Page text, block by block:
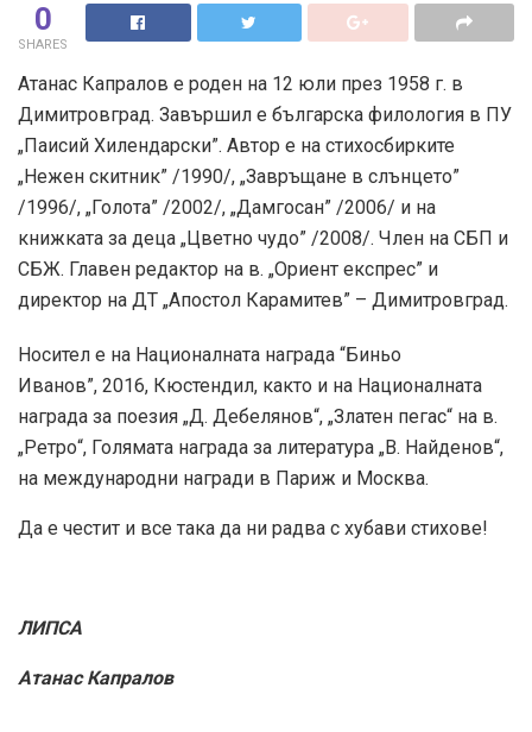
0
SHARES
Атанас Капралов е роден на 12 юли през 1958 г. в
Димитровград. Завършил е българска филология в ПУ
„Паисий Хилендарски”. Автор е на стихосбирките
„Нежен скитник” /1990/, „Завръщане в слънцето”
/1996/, „Голота” /2002/, „Дамгосан” /2006/ и на
книжката за деца „Цветно чудо” /2008/. Член на СБП и
СБЖ. Главен редактор на в. „Ориент експрес” и
директор на ДТ „Апостол Карамитев” – Димитровград.
Носител е на Националната награда “Биньо
Иванов”, 2016, Кюстендил, както и на Националната
награда за поезия „Д. Дебелянов“, „Златен пегас“ на в.
„Ретро“, Голямата награда за литература „В. Найденов“,
на международни награди в Париж и Москва.
Да е честит и все така да ни радва с хубави стихове!
ЛИПСА
Атанас Капралов